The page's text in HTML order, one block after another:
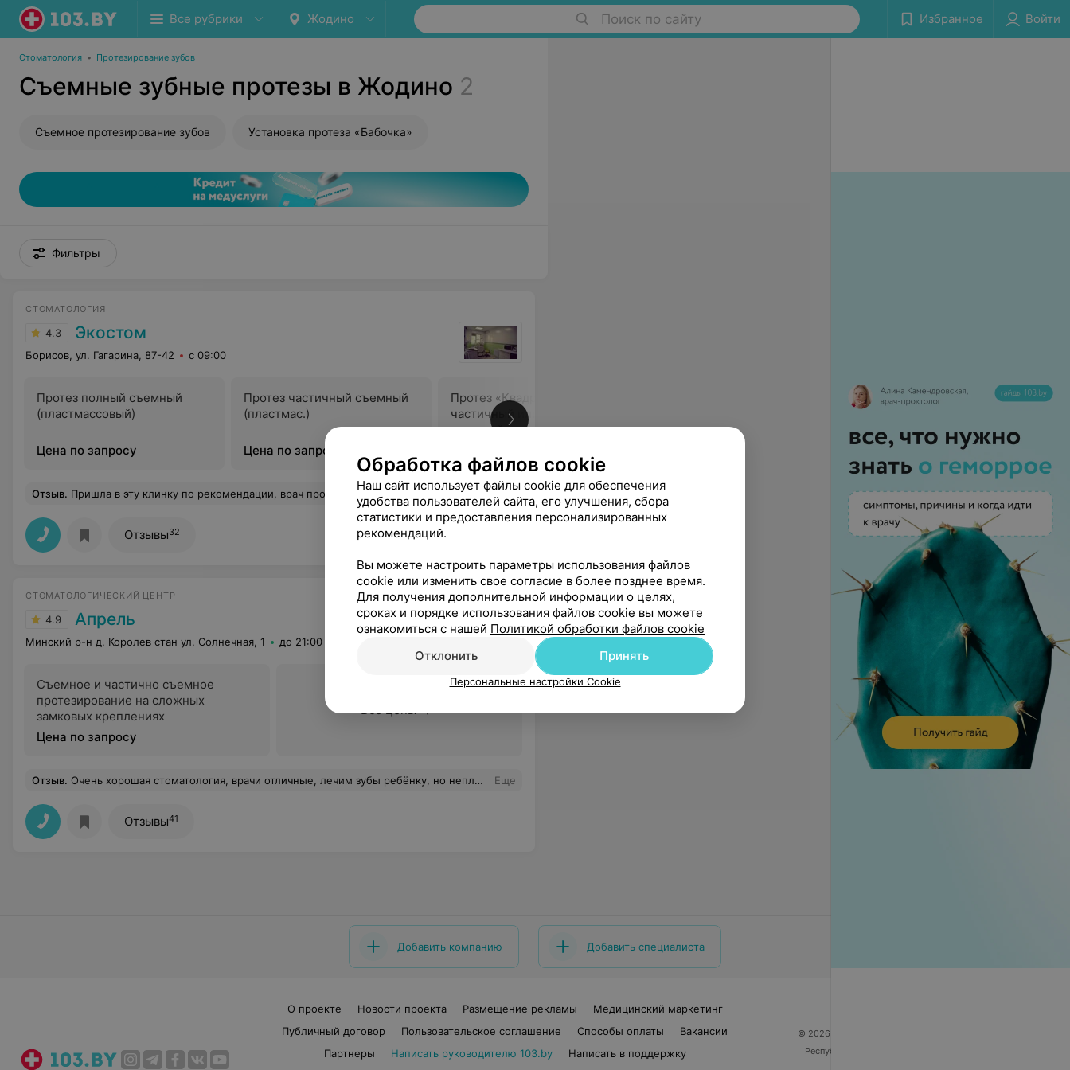
Все рубрики Жодино Поиск по сайту Избранное Войти
Стоматология • Протезирование зубов
Съемные зубные протезы в Жодино 2
Съемное протезирование зубов Установка протеза «Бабочка»
Фильтры
СТОМАТОЛОГИЯ
4.3 Экостом
Борисов, ул. Гагарина, 87-42 с 09:00
Протез полный съемный
(пластмассовый)
Цена по запросу
Протез частичный съемный
(пластмас.)
Цена по запросу
Протез «Квадротти» -
частичный или полный
съемный (мягкий)
Все цены
Отзыв. Пришла в эту клинку по рекомендации, врач профессионал, огромная благодарность коллективу стоматологии, очень довольна качеством работы! Еще
Отзывы32
СТОМАТОЛОГИЧЕСКИЙ ЦЕНТР
4.9 Апрель
Минский р-н д. Королев стан ул. Солнечная, 1 до 21:00
Съемное и частично съемное
протезирование на сложных
замковых креплениях
Цена по запросу
Все цены
Отзыв. Очень хорошая стоматология, врачи отличные, лечим зубы ребёнку, но неплохо было бы добавить оплату по карте Халва,очень бы выручало! Еще
Отзывы41
Добавить компанию Добавить специалиста
О проекте Новости проекта Размещение рекламы
Медицинский маркетинг
Публичный договор
Пользовательское соглашение Способы оплаты
Вакансии
Партнеры
Написать руководителю 103.by
Написать в поддержку
© 2026 ООО «Артокс Лаб», УНП 191700409
Республика Беларусь, г. Минск, улица Толбухина, 2,
Обработка файлов cookie
Наш сайт использует файлы cookie для обеспечения
удобства пользователей сайта, его улучшения, сбора
статистики и предоставления персонализированных
рекомендаций.
Вы можете настроить параметры использования файлов
cookie или изменить свое согласие в более позднее время.
Для получения дополнительной информации о целях,
сроках и порядке использования файлов cookie вы можете
ознакомиться с нашей Политикой обработки файлов cookie
Отклонить
Принять
Персональные настройки Cookie